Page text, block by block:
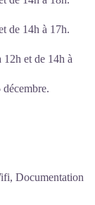
de 14h à 17h.
et de 14h à
Documentation